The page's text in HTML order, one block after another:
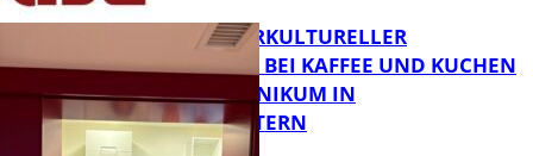
FB News
NEUER INTERKULTURELLER
TREFFPUNKT BEI KAFFEE UND KUCHEN
IM PFALZKLINIKUM IN
KAISERSLAUTERN